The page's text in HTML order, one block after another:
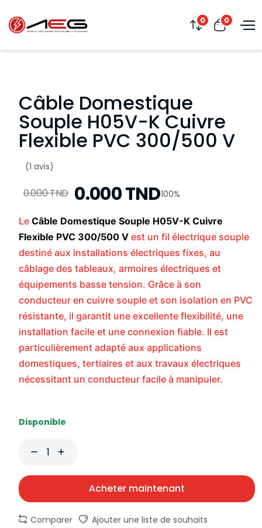
0 0
Câble Domestique
Souple H05V-K Cuivre
Flexible PVC 300/500 V
(1 avis)
0.000 TND 0.000 TND100%
Le Câble Domestique Souple H05V-K Cuivre
Flexible PVC 300/500 V est un fil électrique souple
destiné aux installations électriques fixes, au
câblage des tableaux, armoires électriques et
équipements basse tension. Grâce à son
conducteur en cuivre souple et son isolation en PVC
résistante, il garantit une excellente flexibilité, une
installation facile et une connexion fiable. Il est
particulièrement adapté aux applications
domestiques, tertiaires et aux travaux électriques
nécessitant un conducteur facile à manipuler.
Disponible
Acheter maintenant
Comparer Ajouter une liste de souhaits